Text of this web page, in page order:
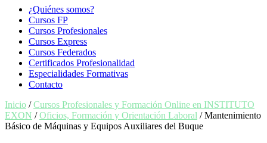
¿Quiénes somos?
Cursos FP
Cursos Profesionales
Cursos Express
Cursos Federados
Certificados Profesionalidad
Especialidades Formativas
Contacto
Inicio /Cursos Profesionales y Formación Online en INSTITUTO
EXON /Oficios, Formación y Orientación Laboral / Mantenimiento
Básico de Máquinas y Equipos Auxiliares del Buque